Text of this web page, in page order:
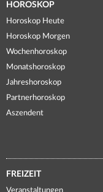
HOROSKOP
Horoskop Heute
Horoskop Morgen
Wochenhoroskop
Monatshoroskop
Jahreshoroskop
Partnerhoroskop
Aszendent
FREIZEIT